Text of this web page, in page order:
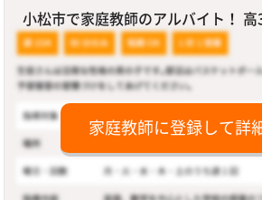
小松市で家庭教師のアルバイト！ 高
家庭教師に登録して詳